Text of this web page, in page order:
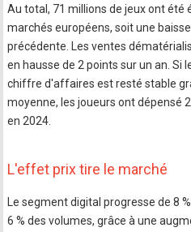
Au total, 71 millions de jeux ont été
marchés européens, soit une
précédente. Les ventes
en hausse de 2 points sur un an. Si
chiffre d'affaires est resté stable
moyenne, les joueurs ont dépensé
en 2024.
L'effet prix tire le marché
Le segment digital progresse de 8
6 % des volumes, grâce à une